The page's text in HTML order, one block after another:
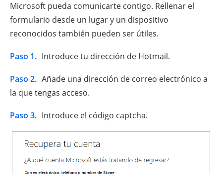
Microsoft pueda comunicarte contigo. Rellenar el
formulario desde un lugar y un dispositivo
reconocidos también pueden ser útiles.
Paso 1. Introduce tu dirección de Hotmail.
Paso 2. Añade una dirección de correo electrónico a
la que tengas acceso.
Paso 3. Introduce el código captcha.